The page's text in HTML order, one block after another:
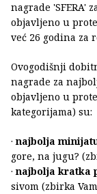
nagrade 'SFERA'
objavljeno u
već 26 godina za
Ovogodišnji
nagrade za
objavljeno u
kategorijama) su:
·najbolja
gore, na jugu?
·najbolja kratka
sivom (zbirka